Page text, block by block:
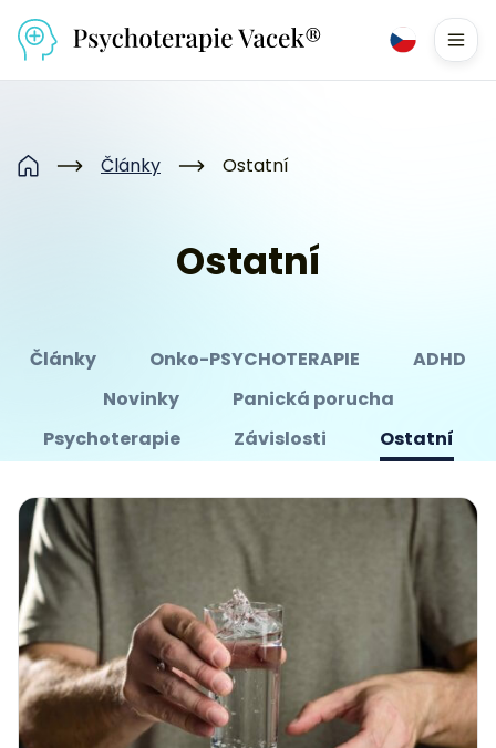
Domů Články Ostatní
Ostatní
Články Onko-PSYCHOTERAPIE
ADHD
Novinky
Panická porucha
Psychoterapie
Závislosti Ostatní